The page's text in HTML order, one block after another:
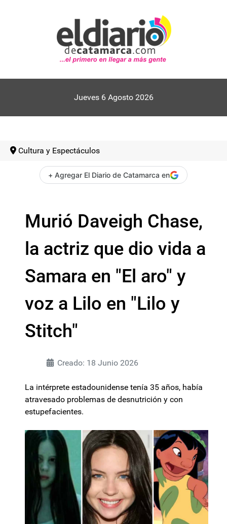
Jueves 6 Agosto 2026
Cultura y Espectáculos
+ Agregar El Diario de Catamarca en
Murió Daveigh Chase,
la actriz que dio vida a
Samara en "El aro" y
voz a Lilo en "Lilo y
Stitch"
Creado: 18 Junio 2026
La intérprete estadounidense tenía 35 años, había
atravesado problemas de desnutrición y con
estupefacientes.